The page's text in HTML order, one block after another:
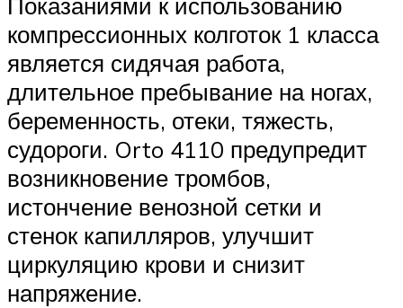
компрессионных колготок 1 класса
является сидячая работа,
длительное пребывание на ногах,
беременность, отеки, тяжесть,
судороги. Orto 4110 предупредит
возникновение тромбов,
истончение венозной сетки и
стенок капилляров, улучшит
циркуляцию крови и снизит
напряжение.